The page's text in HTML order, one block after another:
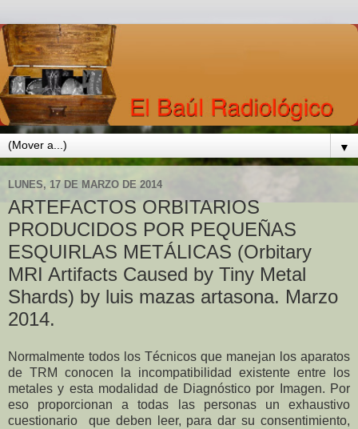
▼
LUNES, 17 DE MARZO DE 2014
ARTEFACTOS ORBITARIOS
PRODUCIDOS POR PEQUEÑAS
ESQUIRLAS METÁLICAS (Orbitary
MRI Artifacts Caused by Tiny Metal
Shards) by luis mazas artasona. Marzo
2014.
Normalmente todos los Técnicos que manejan los aparatos
de TRM conocen la incompatibilidad existente entre los
metales y esta modalidad de Diagnóstico por Imagen. Por
eso proporcionan a todas las personas un exhaustivo
cuestionario que deben leer, para dar su consentimiento,